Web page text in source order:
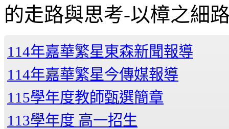
的走路與思考-以樟之細
114年嘉華繁星東森新聞報導
114年嘉華繁星今傳媒報導
115學年度教師甄選簡章
113學年度 高一招生